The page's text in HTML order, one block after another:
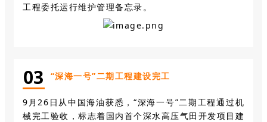
工程委托运行维护管理备忘录。
03 “深海一号”二期工程建设完工
9 月 26 日从中国海油获悉，“深海一号”二期工程通过机
械完工验收，标志着国内首个深水高压气田开发项目建